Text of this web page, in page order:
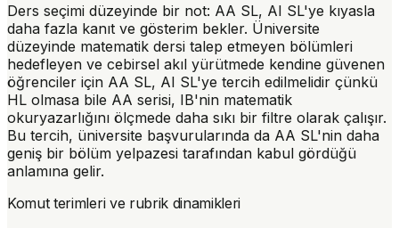
Ders seçimi düzeyinde bir not: AA SL, AI SL'ye kıyasla
daha fazla kanıt ve gösterim bekler. Üniversite
düzeyinde matematik dersi talep etmeyen bölümleri
hedefleyen ve cebirsel akıl yürütmede kendine güvenen
öğrenciler için AA SL, AI SL'ye tercih edilmelidir çünkü
HL olmasa bile AA serisi, IB'nin matematik
okuryazarlığını ölçmede daha sıkı bir filtre olarak çalışır.
Bu tercih, üniversite başvurularında da AA SL'nin daha
geniş bir bölüm yelpazesi tarafından kabul gördüğü
anlamına gelir.
Komut terimleri ve rubrik dinamikleri